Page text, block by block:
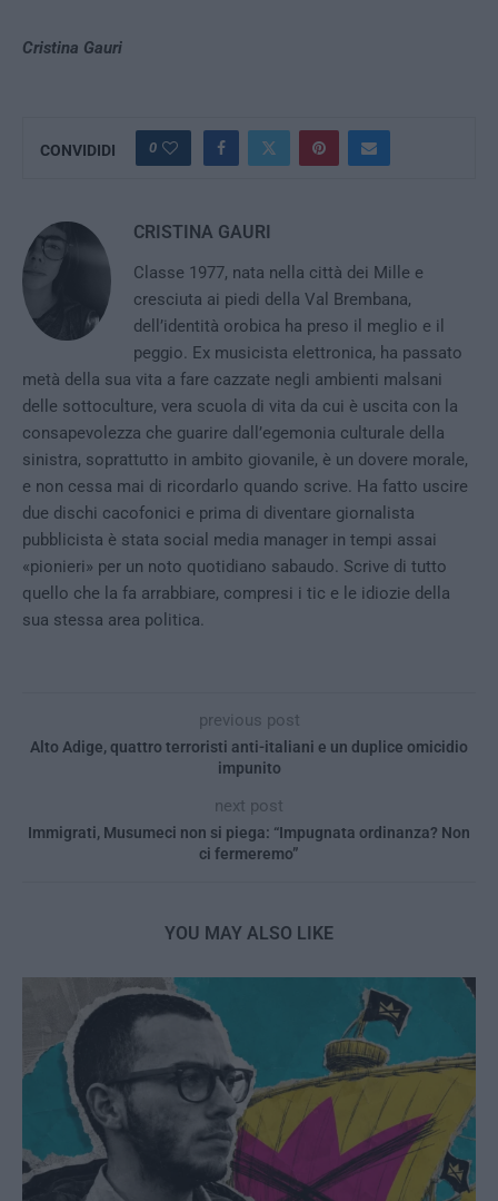
Cristina Gauri
CONVIDIDI 0
CRISTINA GAURI
Classe 1977, nata nella città dei Mille e
cresciuta ai piedi della Val Brembana,
dell’identità orobica ha preso il meglio e il
peggio. Ex musicista elettronica, ha passato
metà della sua vita a fare cazzate negli ambienti malsani
delle sottoculture, vera scuola di vita da cui è uscita con la
consapevolezza che guarire dall’egemonia culturale della
sinistra, soprattutto in ambito giovanile, è un dovere morale,
e non cessa mai di ricordarlo quando scrive. Ha fatto uscire
due dischi cacofonici e prima di diventare giornalista
pubblicista è stata social media manager in tempi assai
«pionieri» per un noto quotidiano sabaudo. Scrive di tutto
quello che la fa arrabbiare, compresi i tic e le idiozie della
sua stessa area politica.
previous post
Alto Adige, quattro terroristi anti-italiani e un duplice omicidio
impunito
next post
Immigrati, Musumeci non si piega: “Impugnata ordinanza? Non
ci fermeremo”
YOU MAY ALSO LIKE